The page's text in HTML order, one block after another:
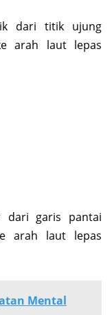
dari titik ujung
arah laut lepas
dari garis pantai
arah laut lepas
Mental